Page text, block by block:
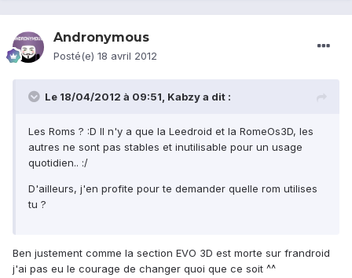
Andronymous
Posté(e) 18 avril 2012
Le 18/04/2012 à 09:51, Kabzy a dit :
Les Roms ? :D Il n'y a que la Leedroid et la RomeOs3D, les
autres ne sont pas stables et inutilisable pour un usage
quotidien.. :/
D'ailleurs, j'en profite pour te demander quelle rom utilises
tu ?
Ben justement comme la section EVO 3D est morte sur frandroid
j'ai pas eu le courage de changer quoi que ce soit ^^